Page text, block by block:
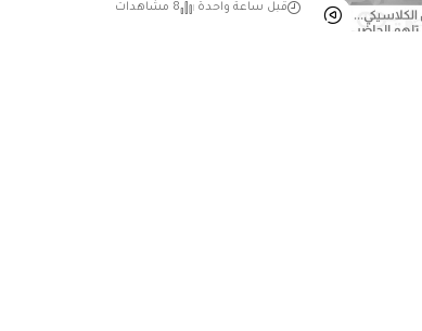
قبل ساعة واحدة 8 مشاهدات